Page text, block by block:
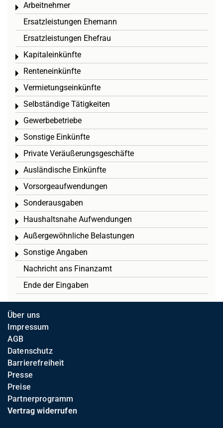
Arbeitnehmer
Toggle menu
Ersatzleistungen Ehemann
Ersatzleistungen Ehefrau
Kapitaleinkünfte
Toggle menu
Renteneinkünfte
Toggle menu
Vermietungseinkünfte
Toggle menu
Selbständige Tätigkeiten
Toggle menu
Gewerbebetriebe
Toggle menu
Sonstige Einkünfte
Toggle menu
Private Veräußerungsgeschäfte
Toggle menu
Ausländische Einkünfte
Toggle menu
Vorsorgeaufwendungen
Toggle menu
Sonderausgaben
Toggle menu
Haushaltsnahe Aufwendungen
Toggle menu
Außergewöhnliche Belastungen
Toggle menu
Sonstige Angaben
Toggle menu
Nachricht ans Finanzamt
Ende der Eingaben
Über uns
Impressum
AGB
Datenschutz
Barrierefreiheit
Presse
Preise
Partnerprogramm
Vertrag widerrufen